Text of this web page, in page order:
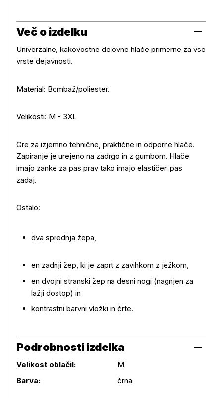
Več o izdelku
Več o izdelku
Univerzalne, kakovostne delovne hlače primerne za vse
vrste dejavnosti.
Material: Bombaž/poliester.
Velikosti: M - 3XL
Gre za izjemno tehnične, praktične in odporne hlače.
Zapiranje je urejeno na zadrgo in z gumbom. Hlače
imajo zanke za pas prav tako imajo elastičen pas
zadaj.
Ostalo:
dva sprednja žepa,
en zadnji žep, ki je zaprt z zavihkom z ježkom,
en dvojni stranski žep na desni nogi (nagnjen za
lažji dostop) in
kontrastni barvni vložki in črte.
Podrobnosti izdelka
Velikost oblačil:
M
Barva:
črna